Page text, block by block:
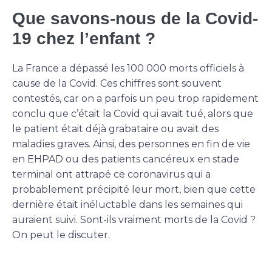
Que savons-nous de la Covid-
19 chez l’enfant ?
La France a dépassé les 100 000 morts officiels à
cause de la Covid. Ces chiffres sont souvent
contestés, car on a parfois un peu trop rapidement
conclu que c’était la Covid qui avait tué, alors que
le patient était déjà grabataire ou avait des
maladies graves. Ainsi, des personnes en fin de vie
en EHPAD ou des patients cancéreux en stade
terminal ont attrapé ce coronavirus qui a
probablement précipité leur mort, bien que cette
dernière était inéluctable dans les semaines qui
auraient suivi. Sont-ils vraiment morts de la Covid ?
On peut le discuter.